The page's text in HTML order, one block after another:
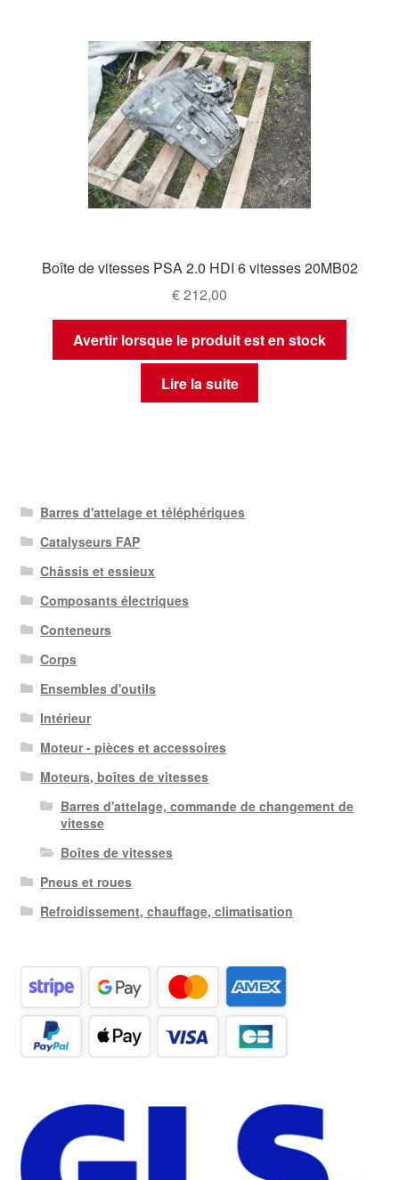
Boîte de vitesses PSA 2.0 HDI 6 vitesses 20MB02
€212,00
Avertir lorsque le produit est en stock
Lire la suite
Barres d'attelage et téléphériques
Catalyseurs FAP
Châssis et essieux
Composants électriques
Conteneurs
Corps
Ensembles d'outils
Intérieur
Moteur - pièces et accessoires
Moteurs, boîtes de vitesses
Barres d'attelage, commande de changement de
vitesse
Boîtes de vitesses
Pneus et roues
Refroidissement, chauffage, climatisation